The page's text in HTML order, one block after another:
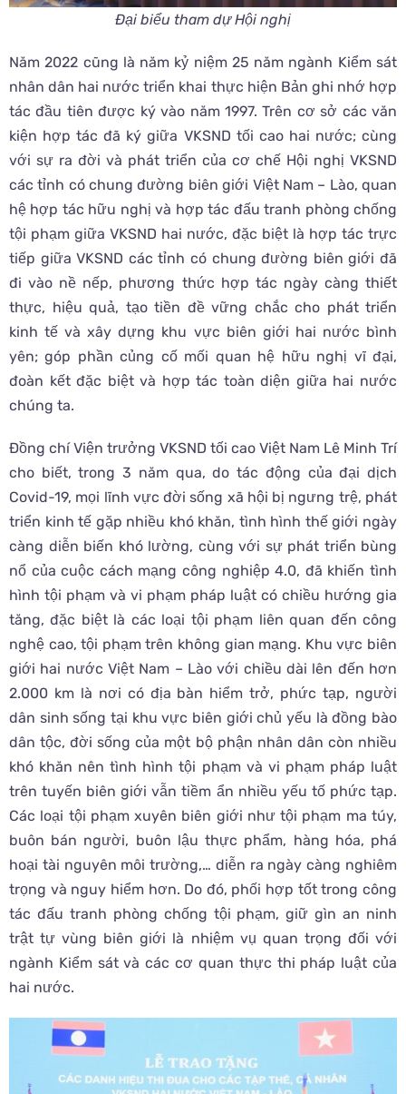
Đại biểu tham dự Hội nghị
Năm 2022 cũng là năm kỷ niệm 25 năm ngành Kiểm sát
nhân dân hai nước triển khai thực hiện Bản ghi nhớ hợp
tác đầu tiên được ký vào năm 1997. Trên cơ sở các văn
kiện hợp tác đã ký giữa VKSND tối cao hai nước; cùng
với sự ra đời và phát triển của cơ chế Hội nghị VKSND
các tỉnh có chung đường biên giới Việt Nam – Lào, quan
hệ hợp tác hữu nghị và hợp tác đấu tranh phòng chống
tội phạm giữa VKSND hai nước, đặc biệt là hợp tác trực
tiếp giữa VKSND các tỉnh có chung đường biên giới đã
đi vào nề nếp, phương thức hợp tác ngày càng thiết
thực, hiệu quả, tạo tiền đề vững chắc cho phát triển
kinh tế và xây dựng khu vực biên giới hai nước bình
yên; góp phần củng cố mối quan hệ hữu nghị vĩ đại,
đoàn kết đặc biệt và hợp tác toàn diện giữa hai nước
chúng ta.
Đồng chí Viện trưởng VKSND tối cao Việt Nam Lê Minh Trí
cho biết, trong 3 năm qua, do tác động của đại dịch
Covid-19, mọi lĩnh vực đời sống xã hội bị ngưng trệ, phát
triển kinh tế gặp nhiều khó khăn, tình hình thế giới ngày
càng diễn biến khó lường, cùng với sự phát triển bùng
nổ của cuộc cách mạng công nghiệp 4.0, đã khiến tình
hình tội phạm và vi phạm pháp luật có chiều hướng gia
tăng, đặc biệt là các loại tội phạm liên quan đến công
nghệ cao, tội phạm trên không gian mạng. Khu vực biên
giới hai nước Việt Nam – Lào với chiều dài lên đến hơn
2.000 km là nơi có địa bàn hiểm trở, phức tạp, người
dân sinh sống tại khu vực biên giới chủ yếu là đồng bào
dân tộc, đời sống của một bộ phận nhân dân còn nhiều
khó khăn nên tình hình tội phạm và vi phạm pháp luật
trên tuyến biên giới vẫn tiềm ẩn nhiều yếu tố phức tạp.
Các loại tội phạm xuyên biên giới như tội phạm ma túy,
buôn bán người, buôn lậu thực phẩm, hàng hóa, phá
hoại tài nguyên môi trường,… diễn ra ngày càng nghiêm
trọng và nguy hiểm hơn. Do đó, phối hợp tốt trong công
tác đấu tranh phòng chống tội phạm, giữ gìn an ninh
trật tự vùng biên giới là nhiệm vụ quan trọng đối với
ngành Kiểm sát và các cơ quan thực thi pháp luật của
hai nước.